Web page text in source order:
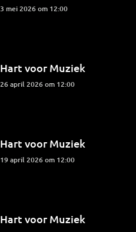
3 mei 2026 om 12:00
Hart voor Muziek
26 april 2026 om 12:00
Hart voor Muziek
19 april 2026 om 12:00
Hart voor Muziek